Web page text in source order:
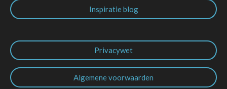
Inspiratie blog
Privacywet
Algemene voorwaarden